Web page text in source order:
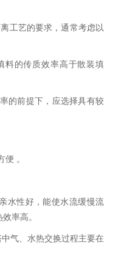
艺的要求，通常考虑以
的传质效率高于散装填
前提下，应选择具有较
。
性好，能使水流缓慢流
率高。
气、水热交换过程主要在